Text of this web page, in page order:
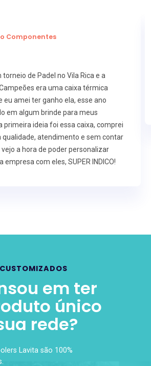
Componentes
torneio de Padel no Vila Rica e a
era uma caixa térmica
eu amei ter ganho ela, esse ano
em algum brinde para meus
primeira ideia foi essa caixa, comprei
qualidade, atendimento e sem contar
vejo a hora de poder personalizar
empresa com eles, SUPER INDICO!
em ter
único
rede?
Lavita são 100%